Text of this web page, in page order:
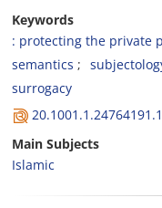
Keywords
: protecting the private
semantics
surrogacy
Main Subjects
Islamic